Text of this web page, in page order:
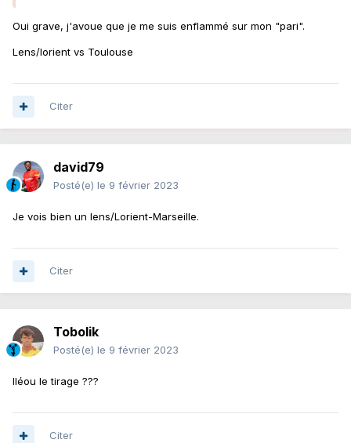
Oui grave, j'avoue que je me suis enflammé sur mon "pari".
Lens/lorient vs Toulouse
Citer
david79
Posté(e) le 9 février 2023
Je vois bien un lens/Lorient-Marseille.
Citer
Tobolik
Posté(e) le 9 février 2023
Iléou le tirage ???
Citer